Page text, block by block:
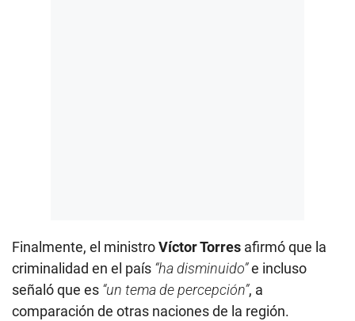
Finalmente, el ministroVíctor Torres afirmó que la
criminalidad en el país “ha disminuido”e incluso
señaló que es “un tema de percepción”, a
comparación de otras naciones de la región.